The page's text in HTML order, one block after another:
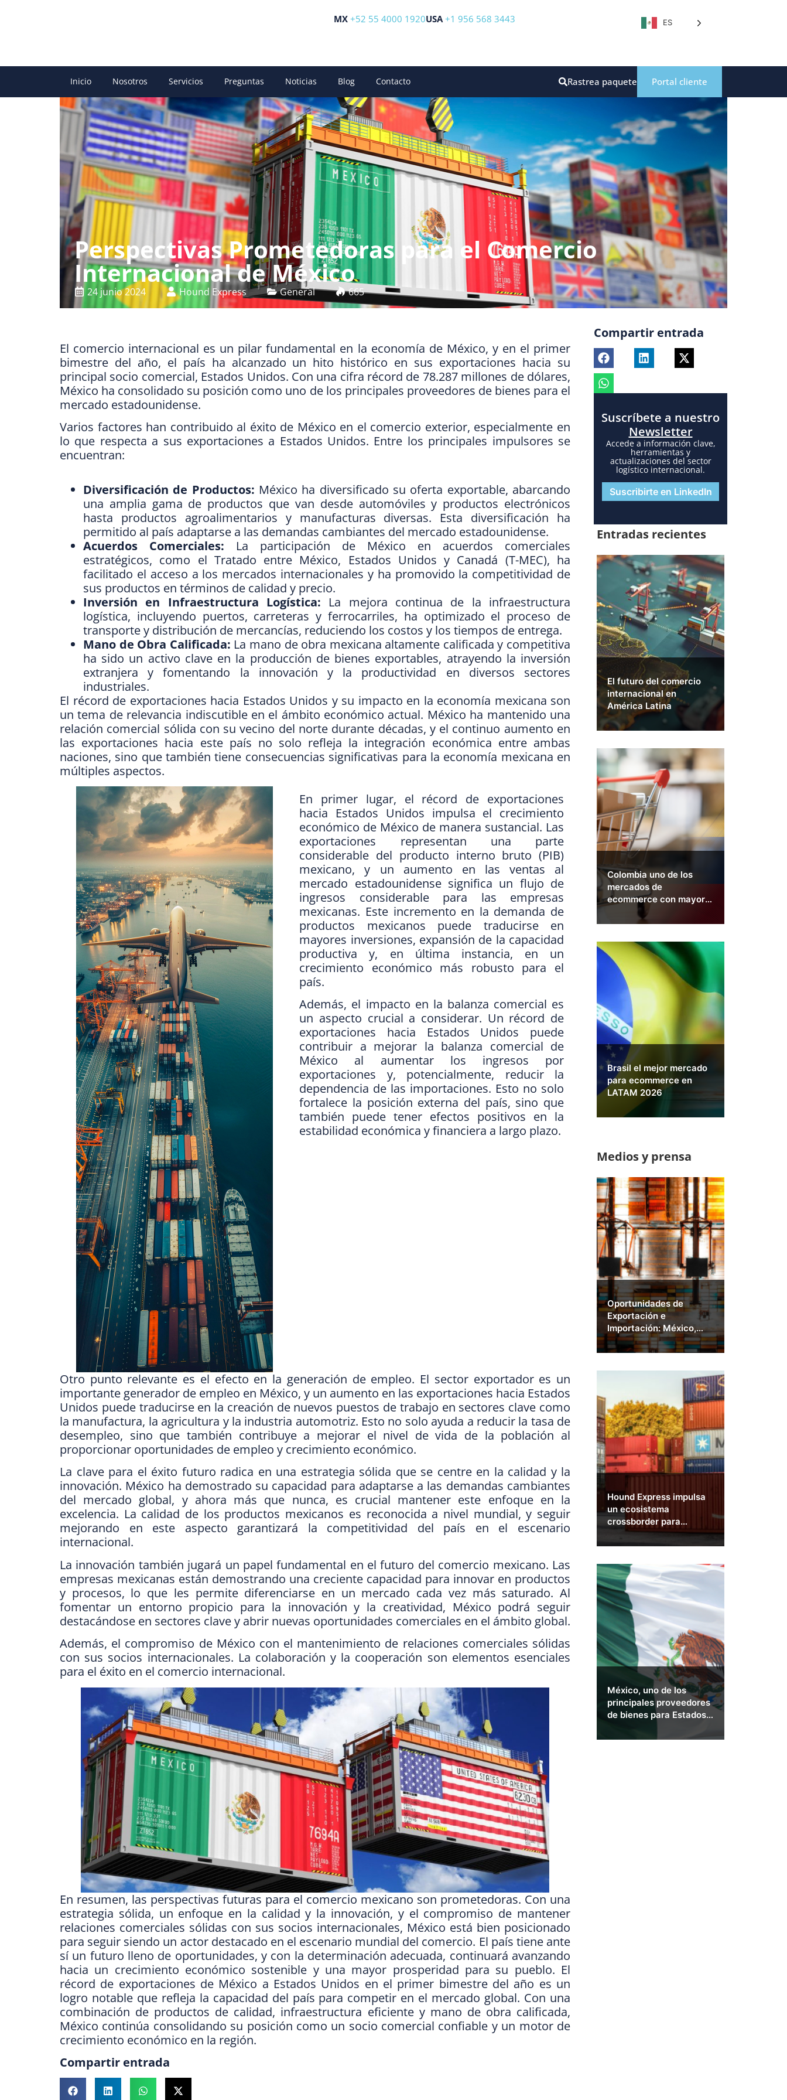
MX +52 55 4000 1920USA +1 956 568 3443 ES
Inicio Nosotros Servicios Preguntas Noticias Blog Contacto Portal cliente
Rastrea paquete
Perspectivas Prometedoras para el Comercio
Internacional de México
24 junio 2024 Hound Express General 665
El comercio internacional es un pilar fundamental en la economía de México, y en el primer
bimestre del año, el país ha alcanzado un hito histórico en sus exportaciones hacia su
principal socio comercial, Estados Unidos. Con una cifra récord de 78.287 millones de dólares,
México ha consolidado su posición como uno de los principales proveedores de bienes para el
mercado estadounidense.
Varios factores han contribuido al éxito de México en el comercio exterior, especialmente en
lo que respecta a sus exportaciones a Estados Unidos. Entre los principales impulsores se
encuentran:
Diversificación de Productos: México ha diversificado su oferta exportable, abarcando
una amplia gama de productos que van desde automóviles y productos electrónicos
hasta productos agroalimentarios y manufacturas diversas. Esta diversificación ha
permitido al país adaptarse a las demandas cambiantes del mercado estadounidense.
Acuerdos Comerciales: La participación de México en acuerdos comerciales
estratégicos, como el Tratado entre México, Estados Unidos y Canadá (T-MEC), ha
facilitado el acceso a los mercados internacionales y ha promovido la competitividad de
sus productos en términos de calidad y precio.
Inversión en Infraestructura Logística: La mejora continua de la infraestructura
logística, incluyendo puertos, carreteras y ferrocarriles, ha optimizado el proceso de
transporte y distribución de mercancías, reduciendo los costos y los tiempos de entrega.
Mano de Obra Calificada: La mano de obra mexicana altamente calificada y competitiva
ha sido un activo clave en la producción de bienes exportables, atrayendo la inversión
extranjera y fomentando la innovación y la productividad en diversos sectores
industriales.
El récord de exportaciones hacia Estados Unidos y su impacto en la economía mexicana son
un tema de relevancia indiscutible en el ámbito económico actual. México ha mantenido una
relación comercial sólida con su vecino del norte durante décadas, y el continuo aumento en
las exportaciones hacia este país no solo refleja la integración económica entre ambas
naciones, sino que también tiene consecuencias significativas para la economía mexicana en
múltiples aspectos.
En primer lugar, el récord de exportaciones
hacia Estados Unidos impulsa el crecimiento
económico de México de manera sustancial. Las
exportaciones representan una parte
considerable del producto interno bruto (PIB)
mexicano, y un aumento en las ventas al
mercado estadounidense significa un flujo de
ingresos considerable para las empresas
mexicanas. Este incremento en la demanda de
productos mexicanos puede traducirse en
mayores inversiones, expansión de la capacidad
productiva y, en última instancia, en un
crecimiento económico más robusto para el
país.
Además, el impacto en la balanza comercial es
un aspecto crucial a considerar. Un récord de
exportaciones hacia Estados Unidos puede
contribuir a mejorar la balanza comercial de
México al aumentar los ingresos por
exportaciones y, potencialmente, reducir la
dependencia de las importaciones. Esto no solo
fortalece la posición externa del país, sino que
también puede tener efectos positivos en la
estabilidad económica y financiera a largo plazo.
Otro punto relevante es el efecto en la generación de empleo. El sector exportador es un
importante generador de empleo en México, y un aumento en las exportaciones hacia Estados
Unidos puede traducirse en la creación de nuevos puestos de trabajo en sectores clave como
la manufactura, la agricultura y la industria automotriz. Esto no solo ayuda a reducir la tasa de
desempleo, sino que también contribuye a mejorar el nivel de vida de la población al
proporcionar oportunidades de empleo y crecimiento económico.
La clave para el éxito futuro radica en una estrategia sólida que se centre en la calidad y la
innovación. México ha demostrado su capacidad para adaptarse a las demandas cambiantes
del mercado global, y ahora más que nunca, es crucial mantener este enfoque en la
excelencia. La calidad de los productos mexicanos es reconocida a nivel mundial, y seguir
mejorando en este aspecto garantizará la competitividad del país en el escenario
internacional.
La innovación también jugará un papel fundamental en el futuro del comercio mexicano. Las
empresas mexicanas están demostrando una creciente capacidad para innovar en productos
y procesos, lo que les permite diferenciarse en un mercado cada vez más saturado. Al
fomentar un entorno propicio para la innovación y la creatividad, México podrá seguir
destacándose en sectores clave y abrir nuevas oportunidades comerciales en el ámbito global.
Además, el compromiso de México con el mantenimiento de relaciones comerciales sólidas
con sus socios internacionales. La colaboración y la cooperación son elementos esenciales
para el éxito en el comercio internacional.
En resumen, las perspectivas futuras para el comercio mexicano son prometedoras. Con una
estrategia sólida, un enfoque en la calidad y la innovación, y el compromiso de mantener
relaciones comerciales sólidas con sus socios internacionales, México está bien posicionado
para seguir siendo un actor destacado en el escenario mundial del comercio. El país tiene ante
sí un futuro lleno de oportunidades, y con la determinación adecuada, continuará avanzando
hacia un crecimiento económico sostenible y una mayor prosperidad para su pueblo. El
récord de exportaciones de México a Estados Unidos en el primer bimestre del año es un
logro notable que refleja la capacidad del país para competir en el mercado global. Con una
combinación de productos de calidad, infraestructura eficiente y mano de obra calificada,
México continúa consolidando su posición como un socio comercial confiable y un motor de
crecimiento económico en la región.
Compartir entrada
Compartir entrada
Suscríbete a nuestro
Newsletter
Accede a información clave,
herramientas y
actualizaciones del sector
logístico internacional.
Suscribirte en LinkedIn
Entradas recientes
El futuro del comercio
internacional en
América Latina
Colombia uno de los
mercados de
ecommerce con mayor
2026
Brasil el mejor mercado
para ecommerce en
LATAM 2026
Medios y prensa
Oportunidades de
Exportación e
Importación: México,
Estados Unidos y el
Mundo
Hound Express impulsa
un ecosistema
crossborder para
posicionar a México
como un país exportador
México, uno de los
principales proveedores
de bienes para Estados